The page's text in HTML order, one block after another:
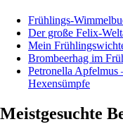
Frühlings-
Der große Felix-
Mein
Brombeerhag im
Petronella Apfelmus
Hexensümpfe
Meistgesuchte